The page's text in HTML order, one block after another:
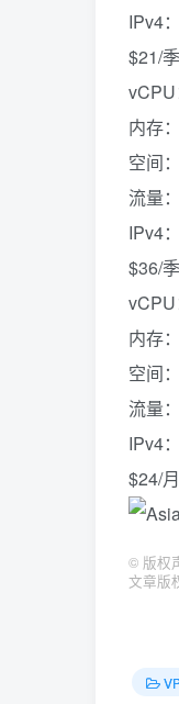
IPv4
$21/季
vCPU
内存
空间
流量
IPv4
$36/季
内存
空间
流量
IPv4
$24/月
© 版权
文章版